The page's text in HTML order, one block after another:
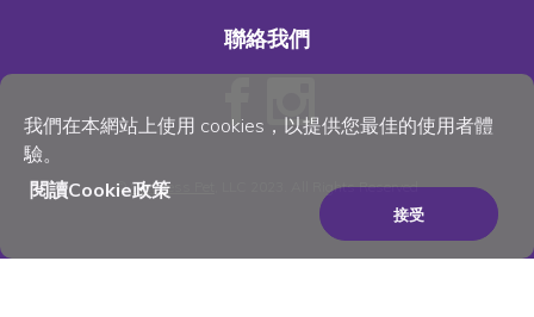
我們在本網站上使用 cookies，以提供您最佳的使用者體
驗。
閱讀Cookie政策
接受
聯絡我們
©Wellness Pet , LLC 2023. All Rights Reserved